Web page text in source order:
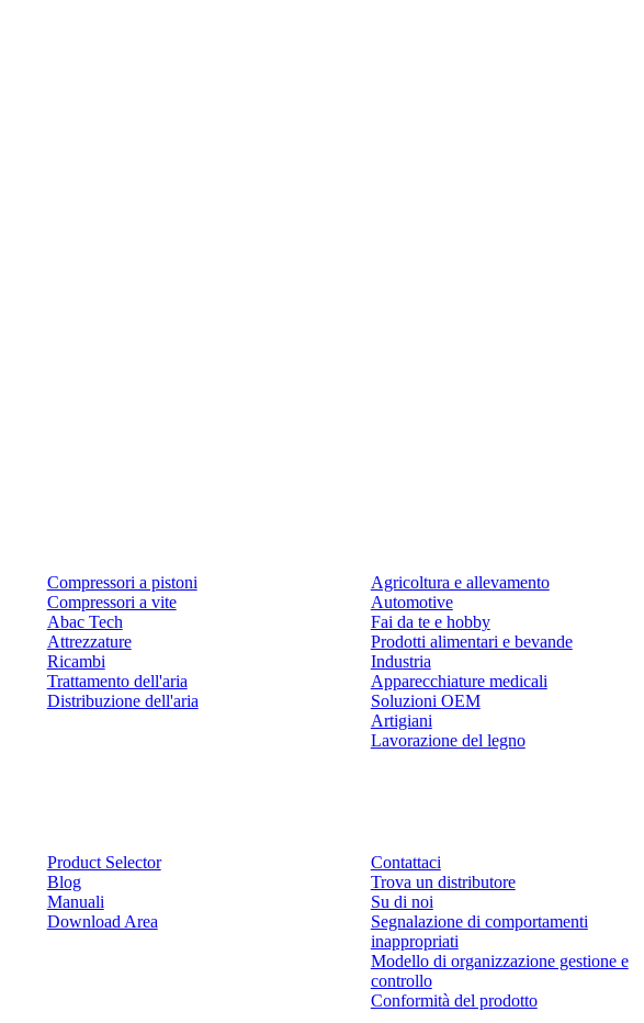
Compressori a pistoni
Compressori a vite
Abac Tech
Attrezzature
Ricambi
Trattamento dell'aria
Distribuzione dell'aria
Agricoltura e allevamento
Automotive
Fai da te e hobby
Prodotti alimentari e bevande
Industria
Apparecchiature medicali
Soluzioni OEM
Artigiani
Lavorazione del legno
Product Selector
Blog
Manuali
Download Area
Contattaci
Trova un distributore
Su di noi
Segnalazione di comportamenti
inappropriati
Modello di organizzazione gestione e
controllo
Conformità del prodotto